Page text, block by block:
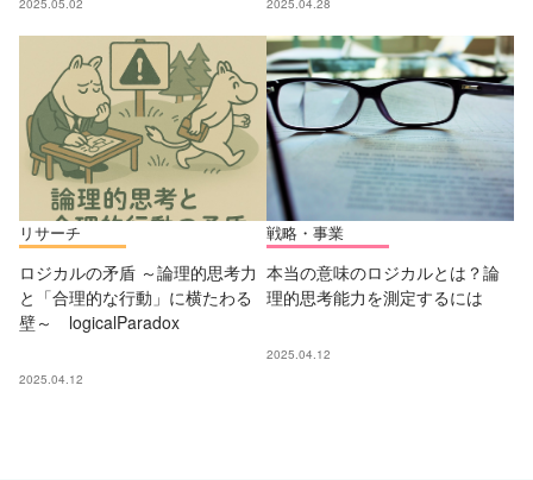
2025.05.02 2025.04.28
リサーチ
ロジカルの矛盾 ～論理的思考力
と「合理的な行動」に横たわる
壁～ logicalParadox
2025.04.12
戦略・事業
本当の意味のロジカルとは？論
理的思考能力を測定するには
2025.04.12